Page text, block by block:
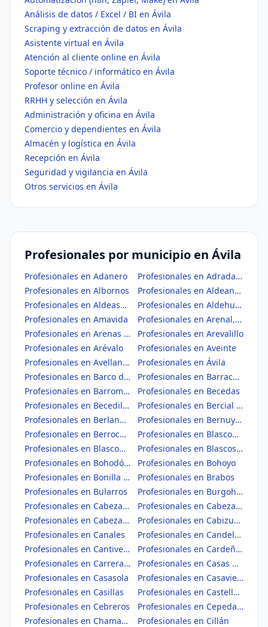
Análisis de datos / Excel / BI en Ávila
Scraping y extracción de datos en Ávila
Asistente virtual en Ávila
Atención al cliente online en Ávila
Soporte técnico / informático en Ávila
Profesor online en Ávila
RRHH y selección en Ávila
Administración y oficina en Ávila
Comercio y dependientes en Ávila
Almacén y logística en Ávila
Recepción en Ávila
Seguridad y vigilancia en Ávila
Otros servicios en Ávila
Profesionales por municipio en Ávila
Profesionales en Adanero
Profesionales en Adrada, La
Profesionales en Albornos
Profesionales en Aldeanueva de Santa Cruz
Profesionales en Aldeaseca
Profesionales en Aldehuela, La
Profesionales en Amavida
Profesionales en Arenal, El
Profesionales en Arenas de San Pedro
Profesionales en Arevalillo
Profesionales en Arévalo
Profesionales en Aveinte
Profesionales en Avellaneda
Profesionales en Ávila
Profesionales en Barco de Ávila, El
Profesionales en Barraco, El
Profesionales en Barromán
Profesionales en Becedas
Profesionales en Becedillas
Profesionales en Bercial de Zapardiel
Profesionales en Berlanas, Las
Profesionales en Bernuy-Zapardiel
Profesionales en Berrocalejo de Aragona
Profesionales en Blascomillán
Profesionales en Blasconuño de Matacabras
Profesionales en Blascosancho
Profesionales en Bohodón, El
Profesionales en Bohoyo
Profesionales en Bonilla de la Sierra
Profesionales en Brabos
Profesionales en Bularros
Profesionales en Burgohondo
Profesionales en Cabezas de Alambre
Profesionales en Cabezas del Pozo
Profesionales en Cabezas del Villar
Profesionales en Cabizuela
Profesionales en Canales
Profesionales en Candeleda
Profesionales en Cantiveros
Profesionales en Cardeñosa
Profesionales en Carrera, La
Profesionales en Casas del Puerto
Profesionales en Casasola
Profesionales en Casavieja
Profesionales en Casillas
Profesionales en Castellanos de Zapardiel
Profesionales en Cebreros
Profesionales en Cepeda la Mora
Profesionales en Chamartín
Profesionales en Cillán